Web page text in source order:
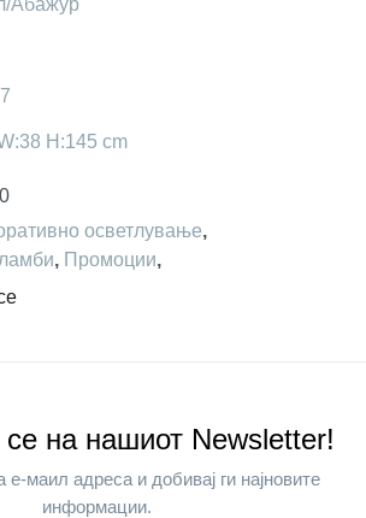
H:145 cm
осветлување,
, Промоции,
се на нашиот Newsletter!
е-маил адреса и добивај ги најновите
информации.